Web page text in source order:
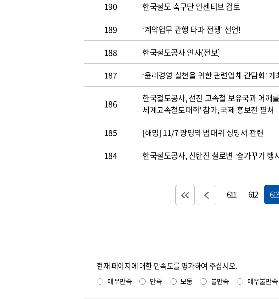
190
한국철도 축구단 인센티브 검토
189
‘계약업무 관행 타파 전쟁’ 선언!
188
한국철도공사 인사(전보)
187
‘윤리경영 실천을 위한 관련업체 간담회’ 개
186
한국철도공사, 선진 고속철 보유국과 어깨
세계고속철도대회' 참가, 국제 홍보전 펼쳐
185 [해명] 11/7 광명역 범대위 성명서 관련
184
한국철도공사, 신탄진 철로변 ‘숲가꾸기 행
611 612 613
현재 페이지에 대한 만족도를 평가하여 주십시오.
매우만족 만족 보통 불만족 매우불만족